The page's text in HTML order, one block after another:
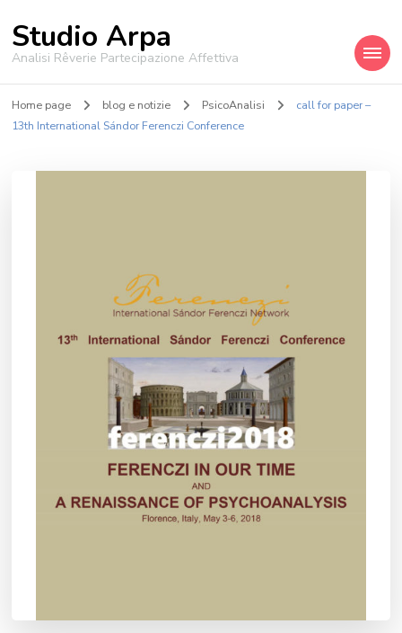
Studio Arpa
Analisi Rêverie Partecipazione Affettiva
Home page blog e notizie PsicoAnalisi
call for paper –
13th International Sándor Ferenczi Conference